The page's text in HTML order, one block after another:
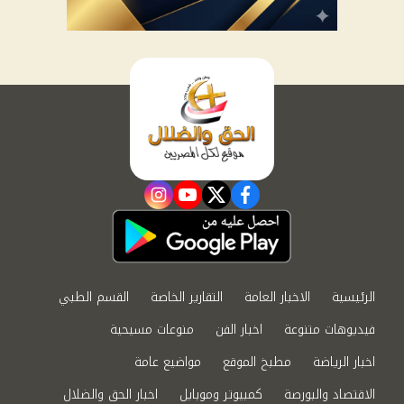
facebook
twitter
youtube
instagram
الرئيسية الاخبار العامة التقارير الخاصة
القسم الطبي
فيديوهات متنوعة
اخبار الفن
منوعات مسيحية
اخبار الرياضة
مطبخ الموقع
مواضيع عامة
الاقتصاد والبورصة
كمبيوتر وموبايل اخبار الحق والضلال